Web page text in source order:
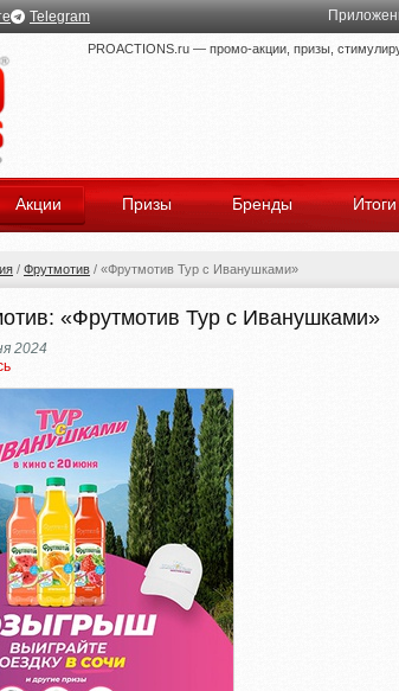
Telegram
PROACTIONS.ru — промо-акции, призы,
Акции Призы Бренды Итоги
/ Фрутмотив / «Фрутмотив Тур с Иванушками»
«Фрутмотив Тур с Иванушками»
2024